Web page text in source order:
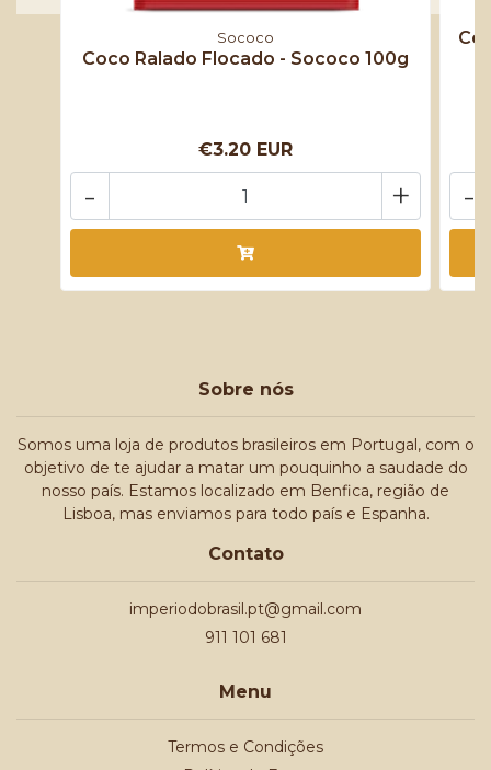
Sococo
Coco Ralado Flocado - Sococo 100g
€3.20 EUR
+
- -
Sobre nós
Somos uma loja de produtos brasileiros em Portugal, com o
objetivo de te ajudar a matar um pouquinho a saudade do
nosso país. Estamos localizado em Benfica, região de
Lisboa, mas enviamos para todo país e Espanha.
Contato
imperiodobrasil.pt@gmail.com
911 101 681
Menu
Termos e Condições